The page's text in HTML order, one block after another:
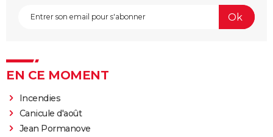
EN CE MOMENT
Incendies
Canicule d'août
Jean Pormanove